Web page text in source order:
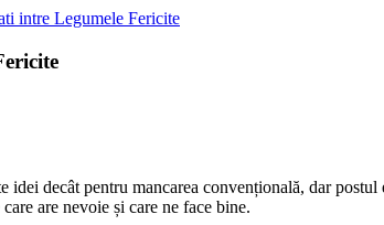
intre Legumele Fericite
decât pentru mancarea convențională, dar
are nevoie și care ne face bine.